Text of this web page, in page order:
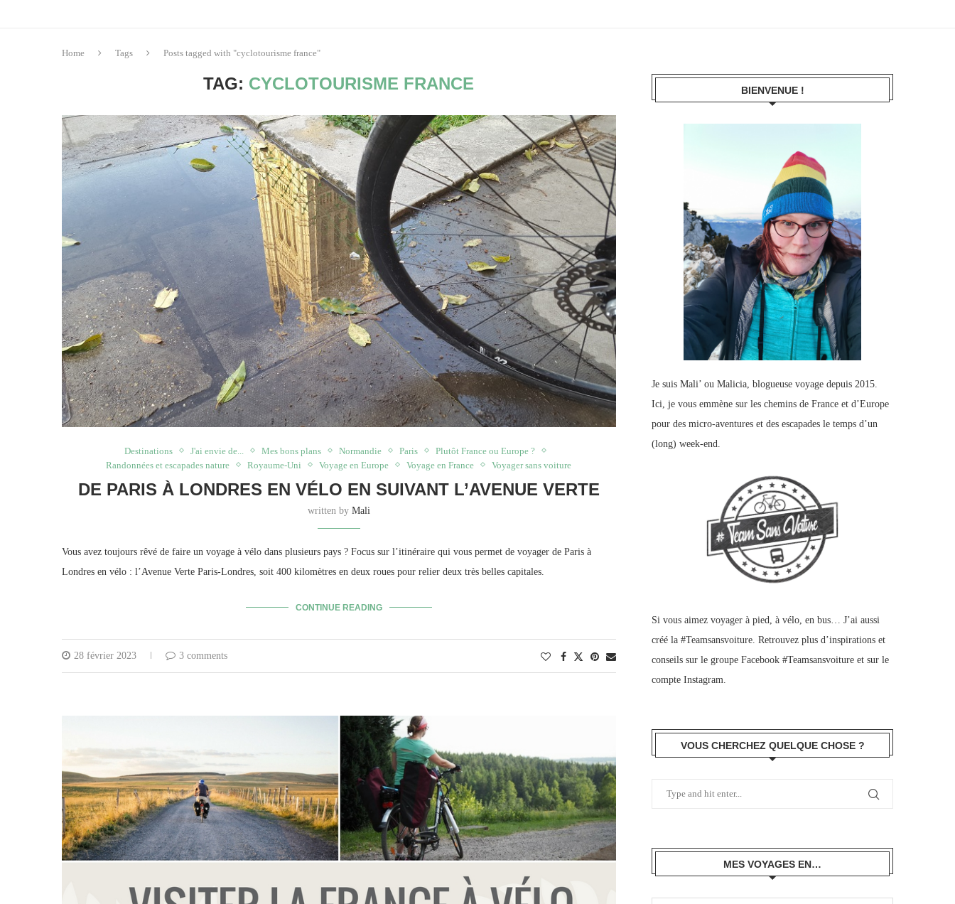
Home Tags Posts tagged with "cyclotourisme france"
TAG: CYCLOTOURISME FRANCE
Destinations J'ai envie de... Mes bons plans Normandie Paris
Plutôt France ou Europe ?
Randonnées et escapades nature
Royaume-Uni Voyage en Europe Voyage en France Voyager sans voiture
DE PARIS À LONDRES EN VÉLO EN SUIVANT L’AVENUE VERTE
written by Mali
Vous avez toujours rêvé de faire un voyage à vélo dans plusieurs pays ? Focus sur l’itinéraire qui vous permet de voyager de Paris à
Londres en vélo : l’Avenue Verte Paris-Londres, soit 400 kilomètres en deux roues pour relier deux très belles capitales.
CONTINUE READING
28 février 2023 3 comments
BIENVENUE !
Je suis Mali’ ou Malicia, blogueuse voyage depuis 2015.
Ici, je vous emmène sur les chemins de France et d’Europe
pour des micro-aventures et des escapades le temps d’un
(long) week-end.
Si vous aimez voyager à pied, à vélo, en bus… J’ai aussi
créé la #Teamsansvoiture. Retrouvez plus d’inspirations et
conseils sur le groupe Facebook #Teamsansvoiture et sur le
compte Instagram.
VOUS CHERCHEZ QUELQUE CHOSE ?
MES VOYAGES EN…